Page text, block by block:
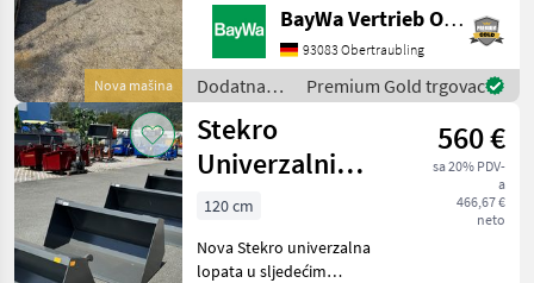
Nova mašina
Standort in DE - 94107
Untergriesbach.Gerne steht
Ihnen Herr Anetseder Tel.
0151/16104804
BayWa Vertrieb Obertraubling
93083 Obertraubling
Dodatna
oprema za
traktore /
Fendt
Premium Gold trgovac
Stekro
Univerzalni
remen NEU 120 -
240 cm
560 €
sa 20% PDV-
a
466,67 €
neto
120 cm
Nova Stekro univerzalna
lopata u sljedećim